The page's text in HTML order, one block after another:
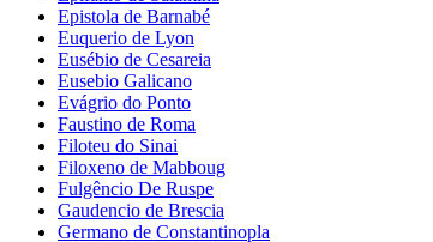
Epistola de Barnabé
Euquerio de Lyon
Eusébio de Cesareia
Eusebio Galicano
Evágrio do Ponto
Faustino de Roma
Filoteu do Sinai
Filoxeno de Mabboug
Fulgêncio De Ruspe
Gaudencio de Brescia
Germano de Constantinopla